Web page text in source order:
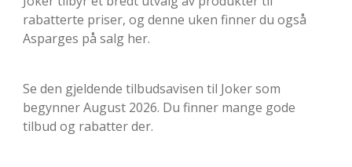
rabatterte priser, og denne uken finner du også
Asparges på salg her.
Se den gjeldende tilbudsavisen til Joker som
begynner August 2026. Du finner mange gode
tilbud og rabatter der.